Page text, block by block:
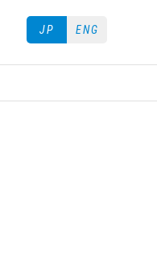
JP ENG